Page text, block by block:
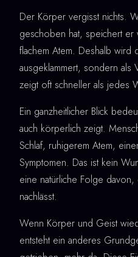
Der Körper vergisst nichts.
geschoben hat, speichert
flachem Atem. Deshalb wird
ausgeklammert, sondern als
zeigt oft schneller als jedes
Ein ganzheitlicher Blick
auch körperlich zeigt.
Schlaf, ruhigerem Atem,
Symptomen. Das ist kein
eine natürliche Folge
nachlässt.
Wenn Körper und Geist
entsteht ein anderes